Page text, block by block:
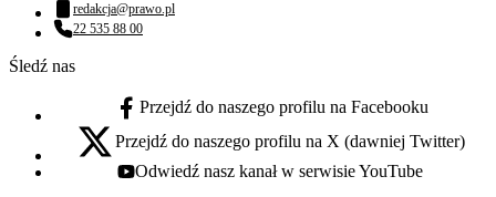
Adres email:
redakcja@prawo.pl
Numer telefonu:
22 535 88 00
Śledź nas
facebook - otwiera się w nowej karcie
Przejdź do naszego profilu na Facebooku
x - otwiera się w nowej karcie
Przejdź do naszego profilu na X (dawniej Twitter)
youtube - otwiera się w nowej karcie
Odwiedź nasz kanał w serwisie YouTube